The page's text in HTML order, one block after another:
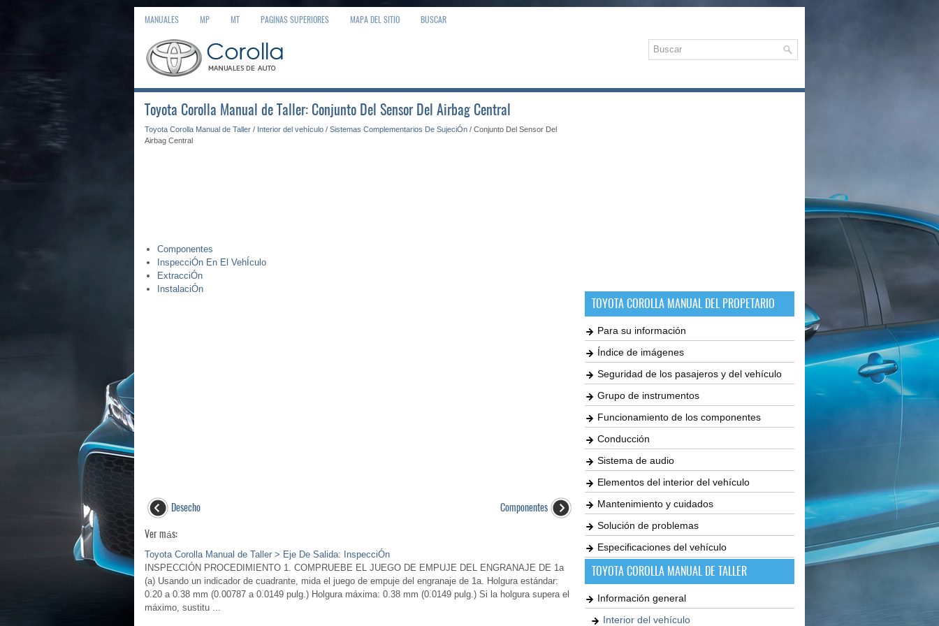
MANUALES MP MT PAGINAS SUPERIORES MAPA DEL SITIO BUSCAR
Toyota Corolla Manual de Taller: Conjunto Del Sensor Del Airbag Central
Toyota Corolla Manual de Taller / Interior del vehículo / Sistemas Complementarios De SujeciÓn / Conjunto Del Sensor Del
Airbag Central
Componentes
InspecciÓn En El VehÍculo
ExtracciÓn
InstalaciÓn
Desecho
Componentes
Ver más:
Toyota Corolla Manual de Taller > Eje De Salida: InspecciÓn
INSPECCIÓN PROCEDIMIENTO 1. COMPRUEBE EL JUEGO DE EMPUJE DEL ENGRANAJE DE 1a
(a) Usando un indicador de cuadrante, mida el juego de empuje del engranaje de 1a. Holgura estándar:
0.20 a 0.38 mm (0.00787 a 0.0149 pulg.) Holgura máxima: 0.38 mm (0.0149 pulg.) Si la holgura supera el
máximo, sustitu ...
TOYOTA COROLLA MANUAL DEL PROPETARIO
Para su información
Índice de imágenes
Seguridad de los pasajeros y del vehículo
Grupo de instrumentos
Funcionamiento de los componentes
Conducción
Sistema de audio
Elementos del interior del vehículo
Mantenimiento y cuidados
Solución de problemas
Especificaciones del vehículo
TOYOTA COROLLA MANUAL DE TALLER
Información general
Interior del vehículo